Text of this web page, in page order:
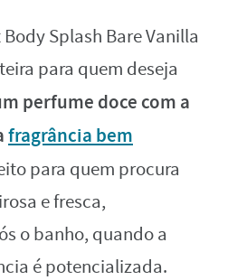
Body Splash Bare Vanilla
para quem deseja
perfume doce com a
fragrância bem
para quem procura
e fresca,
o banho, quando a
é potencializada.